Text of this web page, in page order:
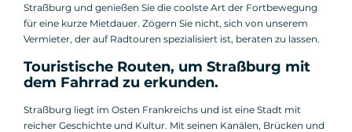
Straßburg und genießen Sie die coolste Art der Fortbewegung
für eine kurze Mietdauer. Zögern Sie nicht, sich von unserem
Vermieter, der auf Radtouren spezialisiert ist, beraten zu lassen.
Touristische Routen, um Straßburg mit
dem Fahrrad zu erkunden.
Straßburg liegt im Osten Frankreichs und ist eine Stadt mit
reicher Geschichte und Kultur. Mit seinen Kanälen, Brücken und